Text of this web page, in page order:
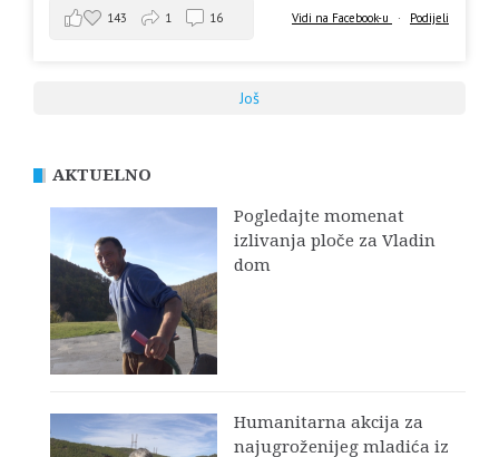
Vidi na Facebook-u · Podijeli
143 1 16
Još
AKTUELNO
Pogledajte momenat
izlivanja ploče za Vladin
dom
Humanitarna akcija za
najugroženijeg mladića iz